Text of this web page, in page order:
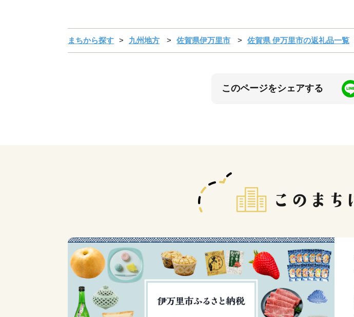
まちから探す 九州地方 佐賀県伊万里市 佐賀県 伊万里市の返礼品一覧
このページをシェアする